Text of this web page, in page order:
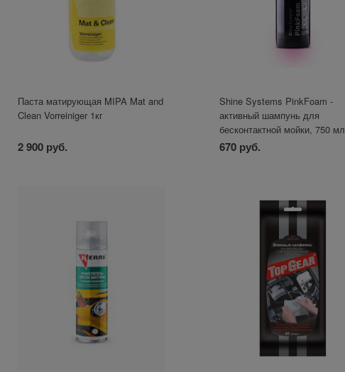
Паста матирующая MIPA Mat and
Clean Vorreiniger 1кг
2 900 руб.
Shine Systems PinkFoam -
активный шампунь для
бесконтактной мойки, 750 мл
670 руб.